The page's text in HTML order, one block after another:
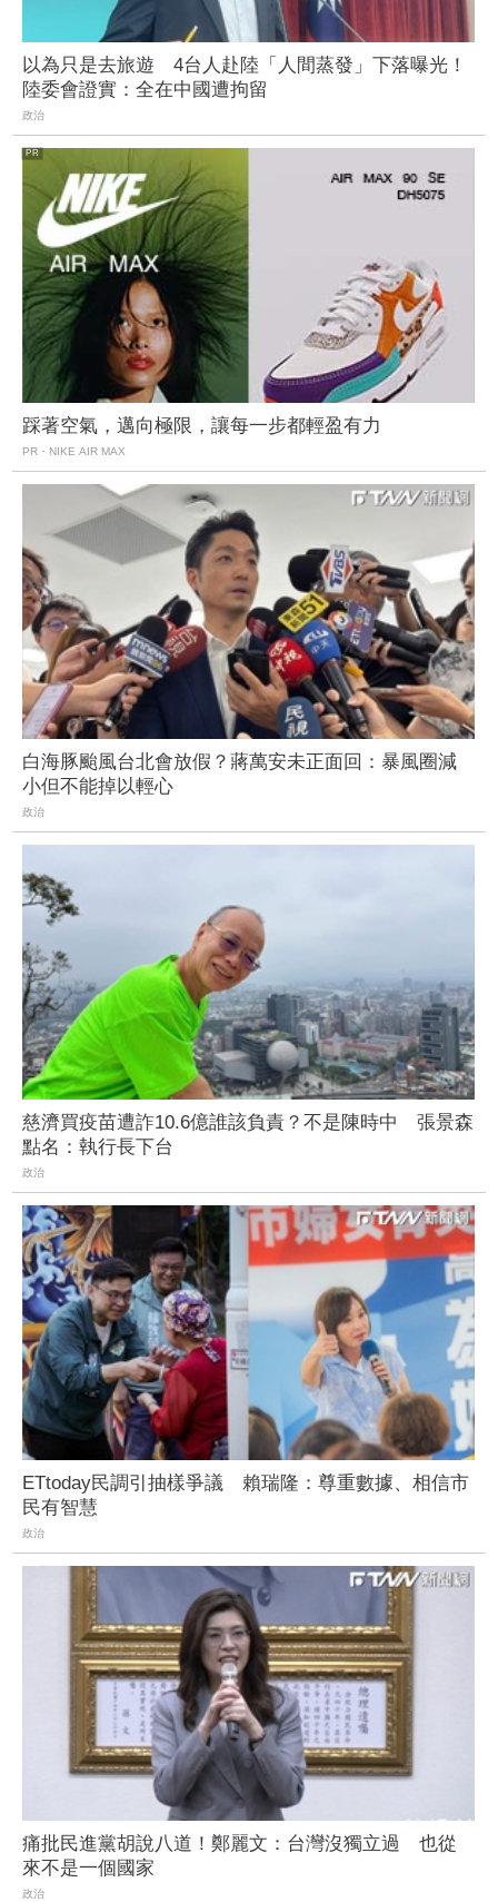
以為只是去旅遊 4台人赴陸「人間蒸發」下落曝光！
陸委會證實：全在中國遭拘留
政治
踩著空氣，邁向極限，讓每一步都輕盈有力
PR・NIKE AIR MAX
白海豚颱風台北會放假？蔣萬安未正面回：暴風圈減
小但不能掉以輕心
政治
慈濟買疫苗遭詐10.6億誰該負責？不是陳時中 張景森
點名：執行長下台
政治
ETtoday民調引抽樣爭議 賴瑞隆：尊重數據、相信市
民有智慧
政治
痛批民進黨胡說八道！鄭麗文：台灣沒獨立過 也從
來不是一個國家
政治